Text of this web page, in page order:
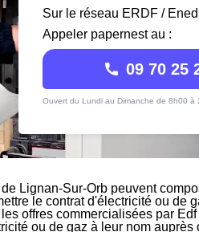
Sur le réseau ERDF /
Appeler papernest au :
09 70 25
Ouvert du Lundi au Dimanche de 8h00 à
Lignan-Sur-Orb peuvent
le contrat d'électricité ou de
offres commercialisées par
ou de gaz à leur nom